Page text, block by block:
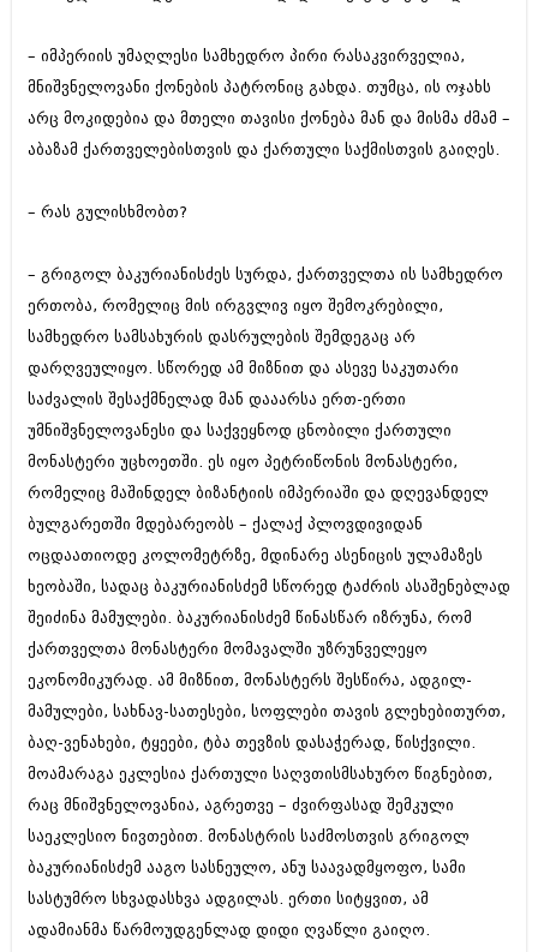
თებერვალი 2012 (376)
იანვარი 2012 (322)
ნოემბერი 2011 (471)
ოქტომბერი 2011 (754)
სექტემბერი 2011 (407)
ივლისი 2011 (400)
აპრილი 2011 (294)
მარტი 2011 (654)
თებერვალი 2011 (329)
დეკემბერი 2010 (881)
ნოემბერი 2010 (422)
ოქტომბერი 2010 (341)
სექტემბერი 2010 (449)
აგვისტო 2010 (461)
ივლისი 2010 (556)
ივნისი 2010 (685)
აპრილი 2010 (229)
მარტი 2010 (454)
თებერვალი 2010 (421)
დეკემბერი 2009 (510)
ნოემბერი 2009 (308)
ოქტომბერი 2009 (382)
სექტემბერი 2009 (541)
აგვისტო 2009 (14)
ივლისი 2009 (118)
თებერვალი 0216 (1)
დეკემბერი 0215 (1)
აგვისტო 0215 (2)
აგვისტო 0212 (1)
– იმპერიის უმაღლესი სამხედრო პირი რასაკვირველია,
მნიშვნელოვანი ქონების პატრონიც გახდა. თუმცა, ის ოჯახს
არც მოკიდებია და მთელი თავისი ქონება მან და მისმა ძმამ –
აბაზამ ქართველებისთვის და ქართული საქმისთვის გაიღეს.
– რას გულისხმობთ?
– გრიგოლ ბაკურიანისძეს სურდა, ქართველთა ის სამხედრო
ერთობა, რომელიც მის ირგვლივ იყო შემოკრებილი,
სამხედრო სამსახურის დასრულების შემდეგაც არ
დარღვეულიყო. სწორედ ამ მიზნით და ასევე საკუთარი
საძვალის შესაქმნელად მან დააარსა ერთ-ერთი
უმნიშვნელოვანესი და საქვეყნოდ ცნობილი ქართული
მონასტერი უცხოეთში. ეს იყო პეტრიწონის მონასტერი,
რომელიც მაშინდელ ბიზანტიის იმპერიაში და დღევანდელ
ბულგარეთში მდებარეობს – ქალაქ პლოვდივიდან
ოცდაათიოდე კოლომეტრზე, მდინარე ასენიცის ულამაზეს
ხეობაში, სადაც ბაკურიანისძემ სწორედ ტაძრის ასაშენებლად
შეიძინა მამულები. ბაკურიანისძემ წინასწარ იზრუნა, რომ
ქართველთა მონასტერი მომავალში უზრუნველეყო
ეკონომიკურად. ამ მიზნით, მონასტერს შესწირა, ადგილ-
მამულები, სახნავ-სათესები, სოფლები თავის გლეხებითურთ,
ბაღ-ვენახები, ტყეები, ტბა თევზის დასაჭერად, წისქვილი.
მოამარაგა ეკლესია ქართული საღვთისმსახურო წიგნებით,
რაც მნიშვნელოვანია, აგრეთვე – ძვირფასად შემკული
საეკლესიო ნივთებით. მონასტრის საძმოსთვის გრიგოლ
ბაკურიანისძემ ააგო სასნეულო, ანუ საავადმყოფო, სამი
სასტუმრო სხვადასხვა ადგილას. ერთი სიტყვით, ამ
ადამიანმა წარმოუდგენლად დიდი ღვაწლი გაიღო.